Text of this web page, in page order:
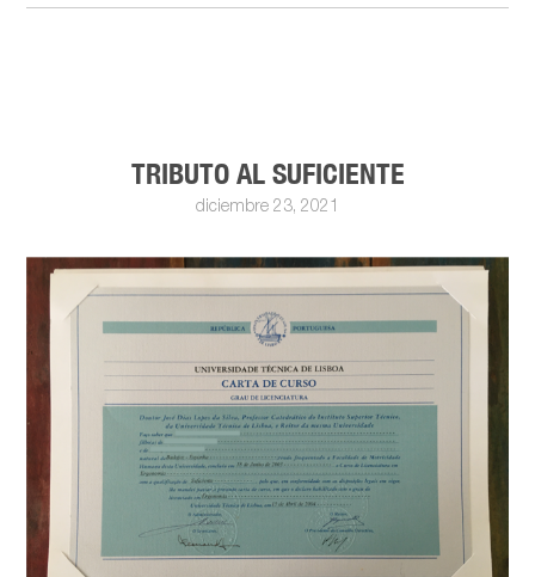
TRIBUTO AL SUFICIENTE
diciembre 23, 2021